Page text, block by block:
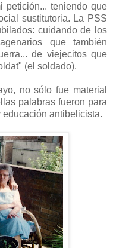
petición... teniendo que
sustitutoria. La PSS
cuidando de los
que también
de viejecitos que
(el soldado).
no sólo fue material
palabras fueron para
educación antibelicista.